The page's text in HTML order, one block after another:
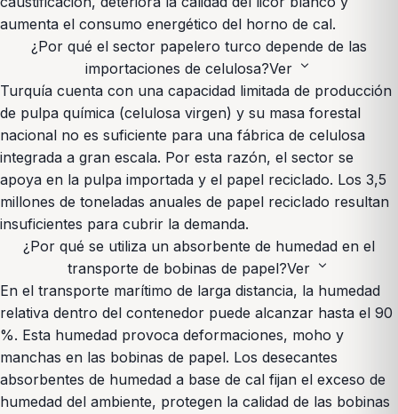
aumenta el consumo energético del horno de cal.
¿Por qué el sector papelero turco depende de las
importaciones de celulosa?Ver expand_more
Turquía cuenta con una capacidad limitada de producción
de pulpa química (celulosa virgen) y su masa forestal
nacional no es suficiente para una fábrica de celulosa
integrada a gran escala. Por esta razón, el sector se
apoya en la pulpa importada y el papel reciclado. Los 3,5
millones de toneladas anuales de papel reciclado resultan
insuficientes para cubrir la demanda.
¿Por qué se utiliza un absorbente de humedad en el
transporte de bobinas de papel?Ver expand_more
En el transporte marítimo de larga distancia, la humedad
relativa dentro del contenedor puede alcanzar hasta el 90
%. Esta humedad provoca deformaciones, moho y
manchas en las bobinas de papel. Los desecantes
absorbentes de humedad a base de cal fijan el exceso de
humedad del ambiente, protegen la calidad de las bobinas